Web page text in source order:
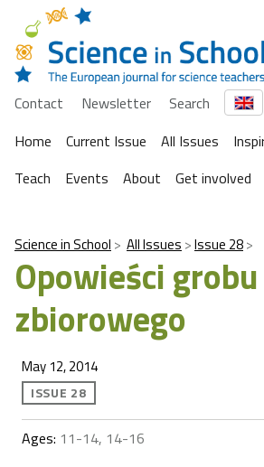
Contact Newsletter
Search
Home
Current Issue All Issues
Teach
Events About Get involved
Science in School All Issues Issue 28
Opowieści grobu
zbiorowego
May 12, 2014
ISSUE 28
Ages: 11-14, 14-16